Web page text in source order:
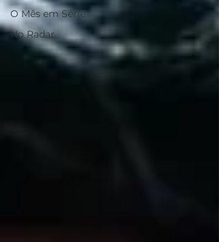
O Mês em Série
No Radar